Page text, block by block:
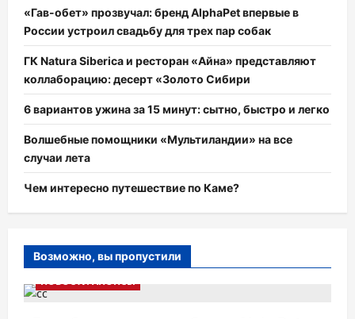
«Гав-обет» прозвучал: бренд AlphaPet впервые в
России устроил свадьбу для трех пар собак
ГК Natura Siberica и ресторан «Айна» представляют
коллаборацию: десерт «Золото Сибири
6 вариантов ужина за 15 минут: сытно, быстро и легко
Волшебные помощники «Мультиландии» на все
случаи лета
Чем интересно путешествие по Каме?
Возможно, вы пропустили
НОВОСТИ АНОНСЫ